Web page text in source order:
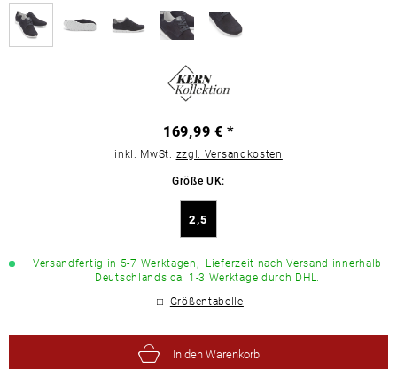
169,99 € *
inkl. MwSt. zzgl. Versandkosten
Größe UK:
2,5
Versandfertig in 5-7 Werktagen, Lieferzeit nach Versand innerhalb
Deutschlands ca. 1-3 Werktage durch DHL.
Größentabelle
In den Warenkorb